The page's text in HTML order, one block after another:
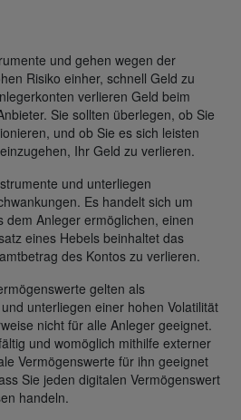
und gehen wegen der
Risiko einher, schnell Geld zu
verlieren Geld beim
Sie sollten überlegen, ob Sie
und ob Sie es sich leisten
Ihr Geld zu verlieren.
und unterliegen
Es handelt sich um
dem Anleger ermöglichen, einen
eines Hebels beinhaltet das
des Kontos zu verlieren.
gelten als
unterliegen einer hohen Volatilität
nicht für alle Anleger geeignet.
und womöglich mithilfe externer
Vermögenswerte für ihn geeignet
Sie jeden digitalen Vermögenswert
handeln.